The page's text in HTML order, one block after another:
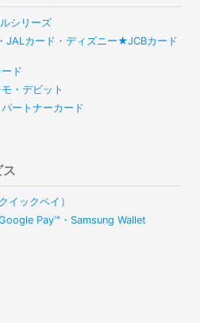
シリーズ
JALカード・ディズニー★JCBカード
ド
・デビット
ートナーカード
イックペイ）
Pay™・Samsung Wallet